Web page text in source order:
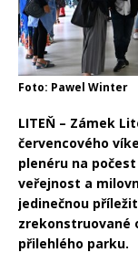
Foto: Pawel Winter
LITEŇ – Zámek
červencového
plenéru na
veřejnost a
jedinečnou
zrekonstruované
přilehlého parku.